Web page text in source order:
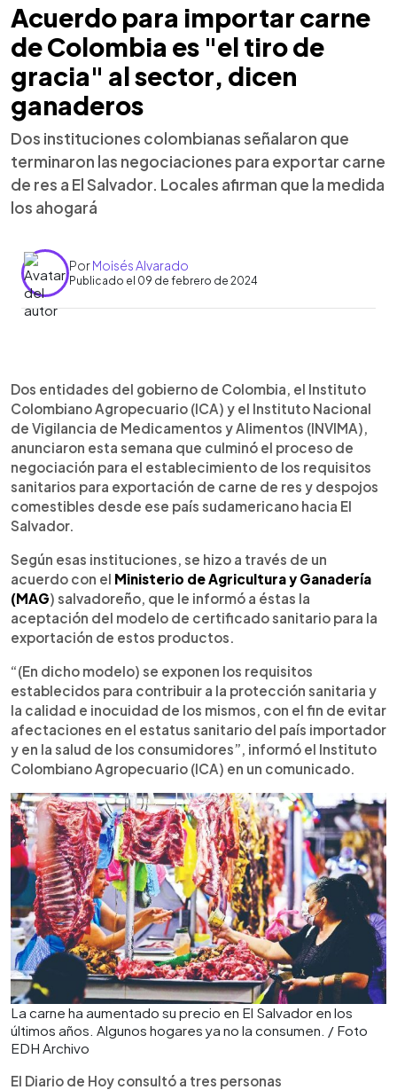
Acuerdo para importar carne
de Colombia es "el tiro de
gracia" al sector, dicen
ganaderos
Dos instituciones colombianas señalaron que
terminaron las negociaciones para exportar carne
de res a El Salvador. Locales afirman que la medida
los ahogará
PorMoisés Alvarado
Publicado el 09 de febrero de 2024
► Escuchar artículo
Dos entidades del gobierno de Colombia, el Instituto
Colombiano Agropecuario (ICA) y el Instituto Nacional
de Vigilancia de Medicamentos y Alimentos (INVIMA),
anunciaron esta semana que culminó el proceso de
negociación para el establecimiento de los requisitos
sanitarios para exportación de carne de res y despojos
comestibles desde ese país sudamericano hacia El
Salvador.
Según esas instituciones, se hizo a través de un
acuerdo con el Ministerio de Agricultura y Ganadería
(MAG) salvadoreño, que le informó a éstas la
aceptación del modelo de certificado sanitario para la
exportación de estos productos.
“(En dicho modelo) se exponen los requisitos
establecidos para contribuir a la protección sanitaria y
la calidad e inocuidad de los mismos, con el fin de evitar
afectaciones en el estatus sanitario del país importador
y en la salud de los consumidores”, informó el Instituto
Colombiano Agropecuario (ICA) en un comunicado.
La carne ha aumentado su precio en El Salvador en los
últimos años. Algunos hogares ya no la consumen. / Foto
EDH Archivo
El Diario de Hoy consultó a tres personas